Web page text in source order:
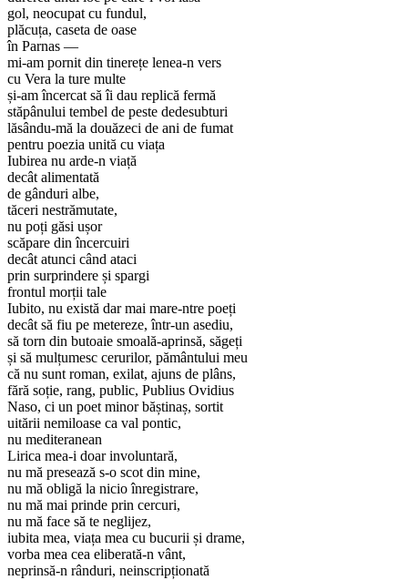
gol, neocupat cu fundul,
plăcuța, caseta de oase
în Parnas —
mi-am pornit din tinerețe lenea-n vers
cu Vera la ture multe
și-am încercat să îi dau replică fermă
stăpânului tembel de peste dedesubturi
lăsându-mă la douăzeci de ani de fumat
pentru poezia unită cu viața
Iubirea nu arde-n viață
decât alimentată
de gânduri albe,
tăceri nestrămutate,
nu poți găsi ușor
scăpare din încercuiri
decât atunci când ataci
prin surprindere și spargi
frontul morții tale
Iubito, nu există dar mai mare-ntre poeți
decât să fiu pe metereze, într-un asediu,
să torn din butoaie smoală-aprinsă, săgeți
și să mulțumesc cerurilor, pământului meu
că nu sunt roman, exilat, ajuns de plâns,
fără soție, rang, public, Publius Ovidius
Naso, ci un poet minor băștinaș, sortit
uitării nemiloase ca val pontic,
nu mediteranean
Lirica mea-i doar involuntară,
nu mă presează s-o scot din mine,
nu mă obligă la nicio înregistrare,
nu mă mai prinde prin cercuri,
nu mă face să te neglijez,
iubita mea, viața mea cu bucurii și drame,
vorba mea cea eliberată-n vânt,
neprinsă-n rânduri, neinscripționată